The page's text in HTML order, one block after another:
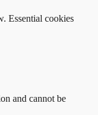
Essential cookies
and cannot be